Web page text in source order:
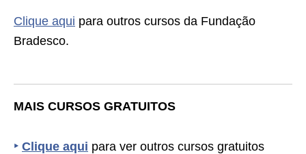
Clique aqui para outros cursos da Fundação
Bradesco.
MAIS CURSOS GRATUITOS
‣ Clique aqui para ver outros cursos gratuitos